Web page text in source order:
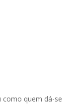
como quem dá-se